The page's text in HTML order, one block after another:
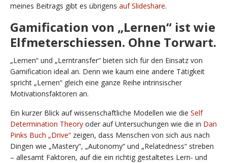
meines Beitrags gibt es übrigens auf Slideshare.
Gamification von „Lernen“ ist wie
Elfmeterschiessen. Ohne Torwart.
„Lernen“ und „Lerntransfer“ bieten sich für den Einsatz von
Gamification ideal an. Denn wie kaum eine andere Tätigkeit
spricht „Lernen“ gleich eine ganze Reihe intrinsischer
Motivationsfaktoren an.
Ein kurzer Blick auf wissenschaftliche Modellen wie die Self
Determination Theory oder auf Untersuchungen wie die in Dan
Pinks Buch „Drive“ zeigen, dass Menschen von sich aus nach
Dingen wie „Mastery“, „Autonomy“ und „Relatedness“ streben
– allesamt Faktoren, auf die ein richtig gestaltetes Lern- und